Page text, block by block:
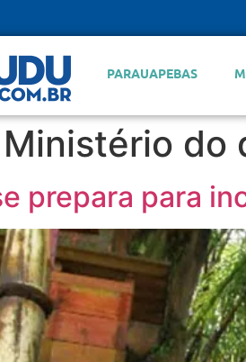
PARAUAPEBAS
Ministério do
prepara para